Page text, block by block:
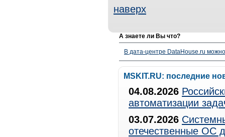
наверх
А знаете ли Вы что?
В дата-центре DataHouse.ru
MSKIT.RU: последние
04.08.2026
автоматизации
03.07.2026
отечественные ОС